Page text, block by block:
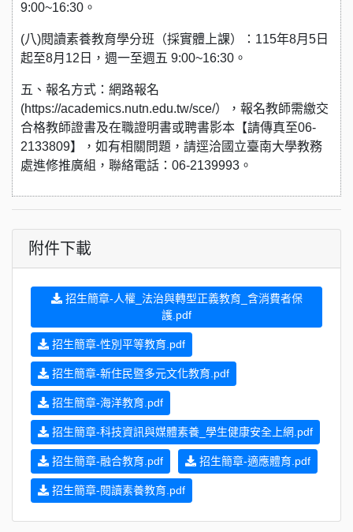
9:00~16:30。
(八)閱讀素養教育學分班（採實體上課）：115年8月5日
起至8月12日，週一至週五 9:00~16:30。
五、報名方式：網路報名
(https://academics.nutn.edu.tw/sce/），報名教師需繳交
合格教師證書及在職證明書或聘書影本【請傳真至06-
2133809】，如有相關問題，請逕洽國立臺南大學教務
處進修推廣組，聯絡電話：06-2139993。
附件下載
招生簡章-人權_法治與轉型正義教育_含消費者保
護.pdf
招生簡章-性別平等教育.pdf
招生簡章-新住民暨多元文化教育.pdf
招生簡章-海洋教育.pdf
招生簡章-科技資訊與媒體素養_學生健康安全上網.pdf
招生簡章-融合教育.pdf 招生簡章-適應體育.pdf
招生簡章-閱讀素養教育.pdf